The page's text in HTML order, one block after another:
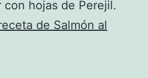
hojas de Perejil.
de Salmón al